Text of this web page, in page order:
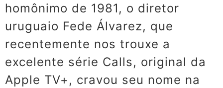
homônimo de 1981, o diretor
uruguaio Fede Álvarez, que
recentemente nos trouxe a
excelente série Calls, original da
Apple TV+, cravou seu nome na